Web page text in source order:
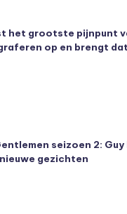
het grootste pijnpunt
op en brengt
seizoen 2:
gezichten